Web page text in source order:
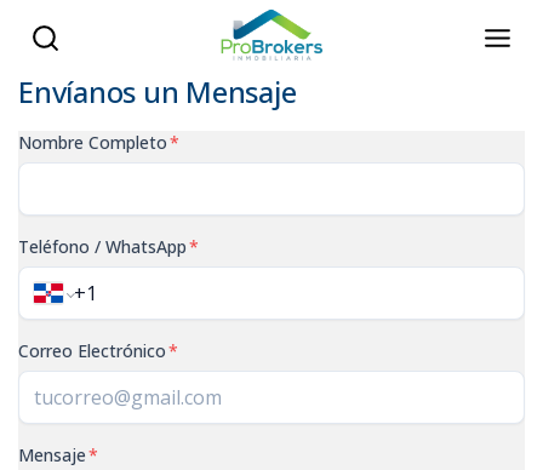
Envíanos un Mensaje
Nombre Completo*
Teléfono / WhatsApp*
Correo Electrónico*
Mensaje*